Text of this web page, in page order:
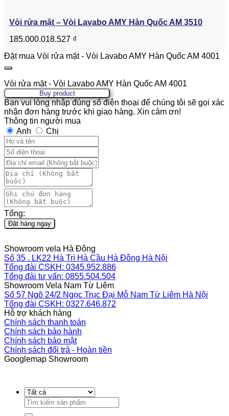
Vòi rửa mặt – Vòi Lavabo AMY Hàn Quốc AM 3510
185.000.018.527 ₫
Đặt mua Vòi rửa mặt - Vòi Lavabo AMY Hàn Quốc AM 4001
Vòi rửa mặt - Vòi Lavabo AMY Hàn Quốc AM 4001
Buy product
Bạn vui lòng nhập đúng số điện thoại để chúng tôi sẽ gọi xác
nhận đơn hàng trước khi giao hàng. Xin cảm ơn!
Thông tin người mua
Anh
Chị
Tổng:
Đặt hàng ngay
Showroom vela Hà Đông
Số 35 . LK22 Hà Trì Hà Cầu Hà Đông Hà Nội
Tổng đài CSKH: 0345.952.886
Tổng đài tư vấn: 0855.504.504
Showroom Vela Nam Từ Liêm
Số 57 Ngõ 24/2 Ngọc Trục Đại Mỗ Nam Từ Liêm Hà Nội
Tổng đài CSKH: 0327.646.872
Hỗ trợ khách hàng
Chính sách thanh toán
Chính sách bảo hành
Chính sách bảo mật
Chính sách đổi trả - Hoàn tiền
Googlemap Showroom
Search
for: